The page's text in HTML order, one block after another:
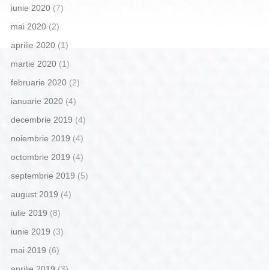
iunie 2020(7)
mai 2020(2)
aprilie 2020(1)
martie 2020(1)
februarie 2020(2)
ianuarie 2020(4)
decembrie 2019 (4)
noiembrie 2019 (4)
octombrie 2019 (4)
septembrie 2019 (5)
august 2019 (4)
iulie 2019 (8)
iunie 2019 (3)
mai 2019 (6)